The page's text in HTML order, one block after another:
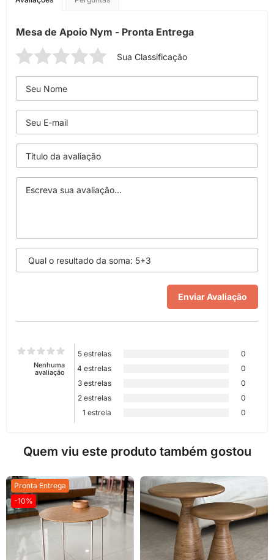
Mesa de Apoio Nym - Pronta Entrega
Sua Classificação
Nenhuma
avaliação
5 estrelas
0
4 estrelas
0
3 estrelas
0
2 estrelas
0
1 estrela
0
Quem viu este produto também gostou
Pronta Entrega
-10%